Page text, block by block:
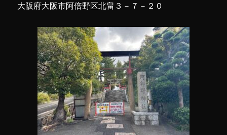
大阪府大阪市阿倍野区北畠３－７－２０